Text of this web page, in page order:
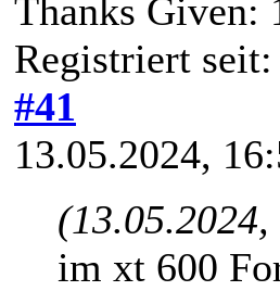
Thanks Given:
Registriert seit:
#41
13.05.2024,
im xt 600